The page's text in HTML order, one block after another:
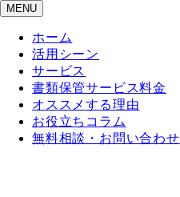
MENU
ホーム
活用シーン
サービス
書類保管サービス料金
オススメする理由
お役立ちコラム
無料相談・お問い合わせ